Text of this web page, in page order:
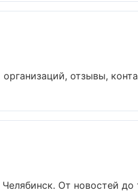
отзывы,
От новостей